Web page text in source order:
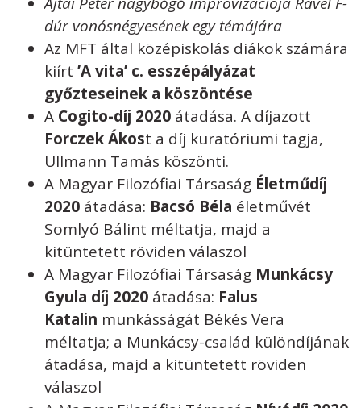
dúr vonósnégyesének egy témájára
Az MFT által középiskolás diákok számára
kiírt ’A vita’ c. esszépályázat
győzteseinek a köszöntése
A Cogito-díj 2020 átadása. A díjazott
Forczek Ákost a díj kuratóriumi tagja,
Ullmann Tamás köszönti.
A Magyar Filozófiai Társaság Életműdíj
2020 átadása: Bacsó Béla életművét
Somlyó Bálint méltatja, majd a
kitüntetett röviden válaszol
A Magyar Filozófiai Társaság Munkácsy
Gyula díj 2020 átadása: Falus
Katalin munkásságát Békés Vera
méltatja; a Munkácsy-család különdíjának
átadása, majd a kitüntetett röviden
válaszol